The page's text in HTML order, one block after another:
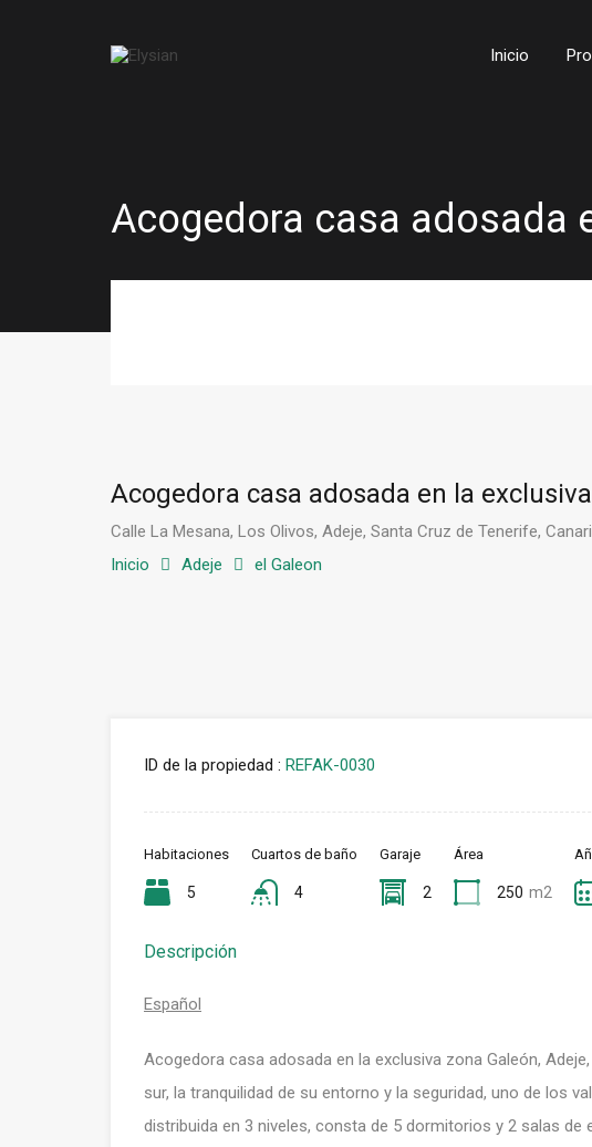
Inicio
Acogedora casa adosada
Acogedora casa adosada en la
Calle La Mesana, Los Olivos, Adeje, Santa Cruz de Tenerife,
Inicio
Adeje el Galeon
ID de la propiedad : REFAK-0030
Habitaciones
5
Cuartos de baño
4
Garaje
2
Área
250 m2
Descripción
Español
Acogedora casa adosada en la exclusiva zona Galeón,
sur, la tranquilidad de su entorno y la seguridad, uno de los
distribuida en 3 niveles, consta de 5 dormitorios y 2 salas